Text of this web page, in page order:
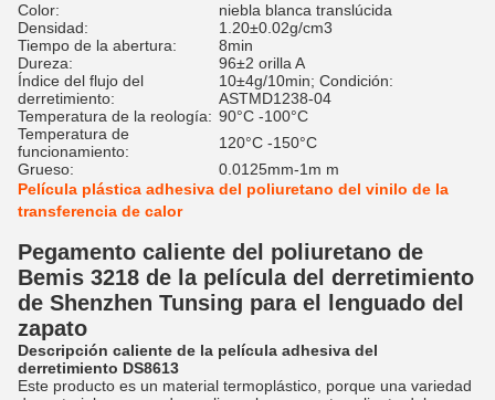
Color:
niebla blanca translúcida
Densidad:
1.20±0.02g/cm3
Tiempo de la abertura:
8min
Dureza:
96±2 orilla A
Índice del flujo del
derretimiento:
10±4g/10min; Condición:
ASTMD1238-04
Temperatura de la reología: 90°C -100°C
Temperatura de
funcionamiento:
120°C -150°C
Grueso:
0.0125mm-1m m
Película plástica adhesiva del poliuretano del vinilo de la
transferencia de calor
Pegamento caliente del poliuretano de
Bemis 3218 de la película del derretimiento
de Shenzhen Tunsing para el lenguado del
zapato
Descripción caliente de la película adhesiva del
derretimiento DS8613
Este producto es un material termoplástico, porque una variedad